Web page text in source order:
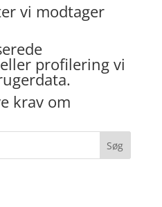
vi modtager
profilering vi
krav om